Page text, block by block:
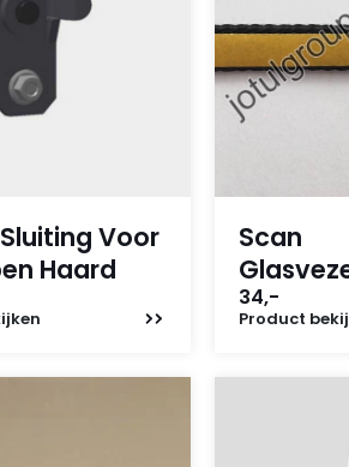
Voor
Haard
Scan
34,-
Product